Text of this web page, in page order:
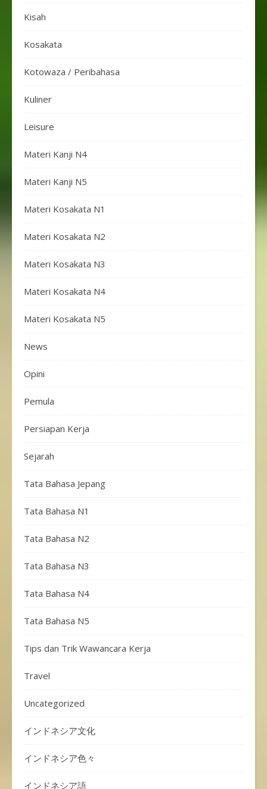
Kisah
Kosakata
Kotowaza / Peribahasa
Kuliner
Leisure
Materi Kanji N4
Materi Kanji N5
Materi Kosakata N1
Materi Kosakata N2
Materi Kosakata N3
Materi Kosakata N4
Materi Kosakata N5
News
Opini
Pemula
Persiapan Kerja
Sejarah
Tata Bahasa Jepang
Tata Bahasa N1
Tata Bahasa N2
Tata Bahasa N3
Tata Bahasa N4
Tata Bahasa N5
Tips dan Trik Wawancara Kerja
Travel
Uncategorized
インドネシア文化
インドネシア色々
インドネシア語